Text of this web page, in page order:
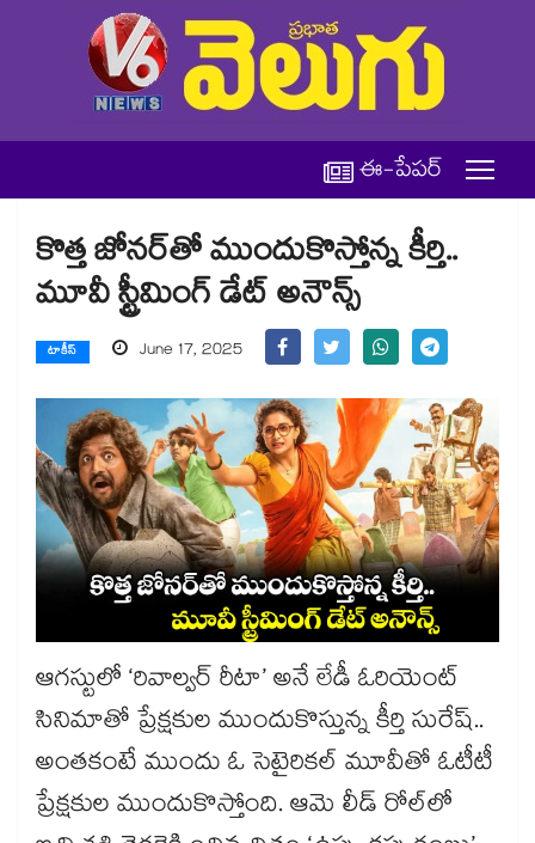
ఈ-పేపర్
కొత్త జోనర్‎తో ముందుకొస్తోన్న కీర్తి..
మూవీ స్ట్రీమింగ్ డేట్ అనౌన్స్
టాకీస్ June 17, 2025
ఆగస్టులో ‘రివాల్వర్‌‌‌‌‌‌‌‌‌‌‌‌‌‌‌‌ రీటా’ అనే లేడీ ఓరియెంట్‌‌‌‌‌‌‌‌
సినిమాతో ప్రేక్షకుల ముందుకొస్తున్న కీర్తి సురేష్..
అంతకంటే ముందు ఓ సెటైరికల్ మూవీతో ఓటీటీ
ప్రేక్షకుల ముందుకొస్తోంది. ఆమె లీడ్ రోల్‌‌‌‌‌‌‌‌లో